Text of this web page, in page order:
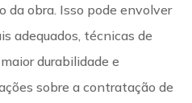
da obra. Isso pode envolver
adequados, técnicas de
durabilidade e
sobre a contratação de